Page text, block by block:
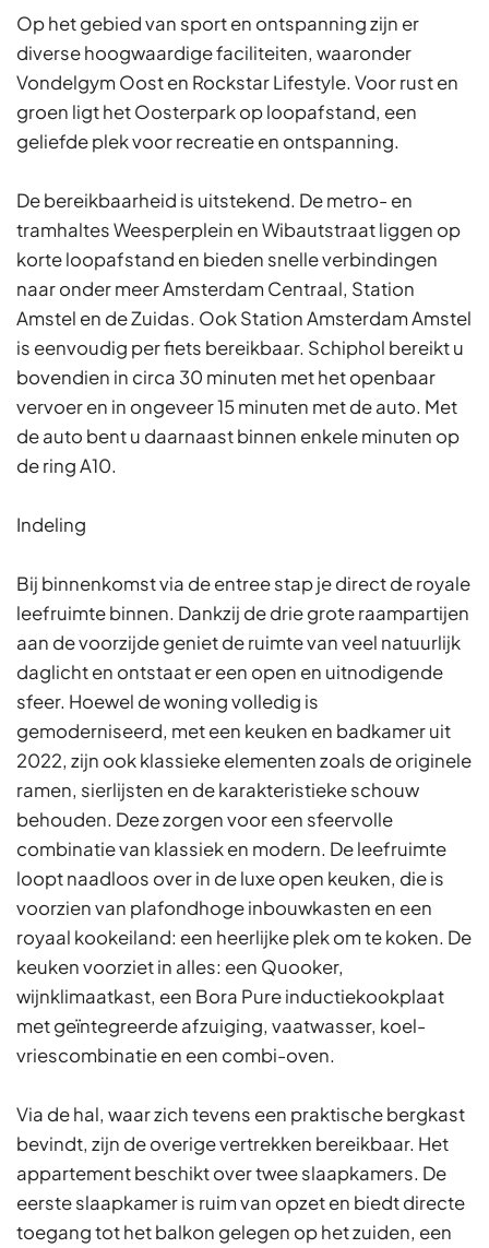
Op het gebied van sport en ontspanning zijn er
diverse hoogwaardige faciliteiten, waaronder
Vondelgym Oost en Rockstar Lifestyle. Voor rust en
groen ligt het Oosterpark op loopafstand, een
geliefde plek voor recreatie en ontspanning.
De bereikbaarheid is uitstekend. De metro- en
tramhaltes Weesperplein en Wibautstraat liggen op
korte loopafstand en bieden snelle verbindingen
naar onder meer Amsterdam Centraal, Station
Amstel en de Zuidas. Ook Station Amsterdam Amstel
is eenvoudig per fiets bereikbaar. Schiphol bereikt u
bovendien in circa 30 minuten met het openbaar
vervoer en in ongeveer 15 minuten met de auto. Met
de auto bent u daarnaast binnen enkele minuten op
de ring A10.
Indeling
Bij binnenkomst via de entree stap je direct de royale
leefruimte binnen. Dankzij de drie grote raampartijen
aan de voorzijde geniet de ruimte van veel natuurlijk
daglicht en ontstaat er een open en uitnodigende
sfeer. Hoewel de woning volledig is
gemoderniseerd, met een keuken en badkamer uit
2022, zijn ook klassieke elementen zoals de originele
ramen, sierlijsten en de karakteristieke schouw
behouden. Deze zorgen voor een sfeervolle
combinatie van klassiek en modern. De leefruimte
loopt naadloos over in de luxe open keuken, die is
voorzien van plafondhoge inbouwkasten en een
royaal kookeiland: een heerlijke plek om te koken. De
keuken voorziet in alles: een Quooker,
wijnklimaatkast, een Bora Pure inductiekookplaat
met geïntegreerde afzuiging, vaatwasser, koel-
vriescombinatie en een combi-oven.
Via de hal, waar zich tevens een praktische bergkast
bevindt, zijn de overige vertrekken bereikbaar. Het
appartement beschikt over twee slaapkamers. De
eerste slaapkamer is ruim van opzet en biedt directe
toegang tot het balkon gelegen op het zuiden, een